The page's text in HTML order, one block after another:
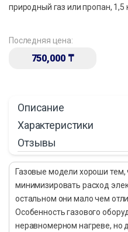
природный газ или пропан, 1,5
Последняя цена:
750,000 ₸
Описание
Характеристики
Отзывы
Газовые модели хороши тем,
минимизировать расход
остальном они мало чем
Особенность газового
неравномерном нагреве, но